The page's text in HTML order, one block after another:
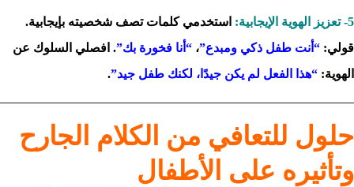
5- تعزيز الهوية الإيجابية:
استخدمي كلمات تصف شخصيته بإيجابية.
قولي: “أنت طفل ذكي ومبدع”، “أنا فخورة بك”. افصلي السلوك عن
الهوية: “هذا الفعل لم يكن جيدًا، لكنك طفل جيد”.
حلول للتعافي من الكلام الجارح
وتأثيره على الأطفال